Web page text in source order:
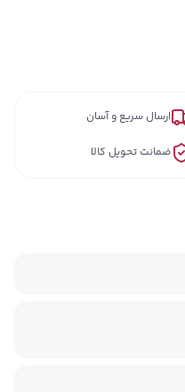
ارسال سریع و آسان
ضمانت تحویل کالا